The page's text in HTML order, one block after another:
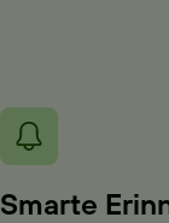
Smarte